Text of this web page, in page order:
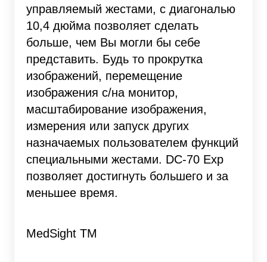
управляемый жестами, с диагональю
10,4 дюйма позволяет сделать
больше, чем Вы могли бы себе
представить. Будь то прокрутка
изображений, перемещение
изображения с/на монитор,
масштабирование изображения,
измерения или запуск других
назначаемых пользователем функций
специальными жестами. DC-70 Exp
позволяет достигнуть большего и за
меньшее время.
MedSight TM